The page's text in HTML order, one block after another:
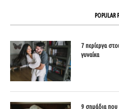
POPULAR
7 περίεργα
γυναίκα
9 σημάδια που